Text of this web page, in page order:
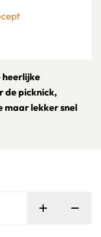
heerlijke
de picknick,
maar lekker snel
Persoon